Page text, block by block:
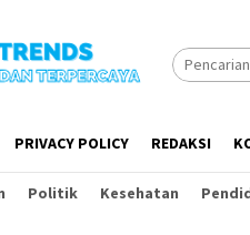
PRIVACY POLICY REDAKSI
Politik Kesehatan